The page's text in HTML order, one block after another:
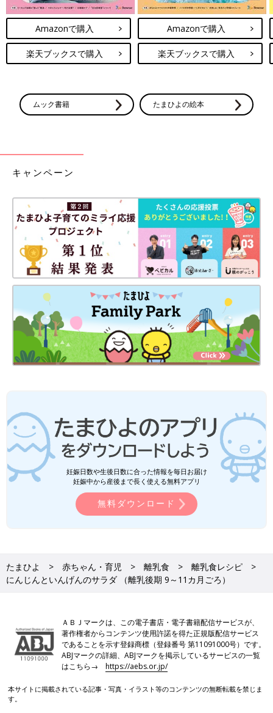
Amazonで購入
楽天ブックスで購入
Amazonで購入
楽天ブックスで購入
ムック書籍 たまひよの絵本
キャンペーン
妊娠日数や生後日数に合った情報を毎日お届け
妊娠中から産後まで長く使える無料アプリ
無料ダウンロード
たまひよ 赤ちゃん・育児 離乳食
離乳食レシピ
にんじんといんげんのサラダ （離乳後期 9～11カ月ごろ）
ＡＢＪマークは、この電子書店・電子書籍配信サービスが、
著作権者からコンテンツ使用許諾を得た正規版配信サービス
であることを示す登録商標（登録番号 第11091000号）です。
ABJマークの詳細、ABJマークを掲示しているサービスの一覧
はこちら→https://aebs.or.jp/
本サイトに掲載されている記事・写真・イラスト等のコンテンツの無断転載を禁じま
す。